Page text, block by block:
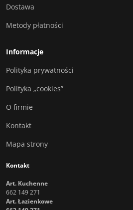
Dostawa
Metody płatności
Informacje
Polityka prywatności
Polityka „cookies”
O firmie
Kontakt
Mapa strony
Kontakt
Art. Kuchenne
662 149 271
Art. Łazienkowe